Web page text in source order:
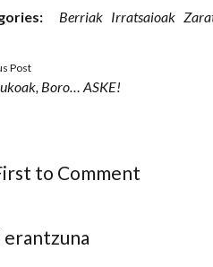
Berriak Irratsaioak
Post
Boro… ASKE!
to Comment
erantzuna